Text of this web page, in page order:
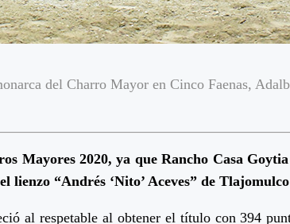
del Charro Mayor en Cinco Faenas,
Mayores 2020, ya que Rancho Casa
lienzo “Andrés ‘Nito’ Aceves” de
al respetable al obtener el título con 394